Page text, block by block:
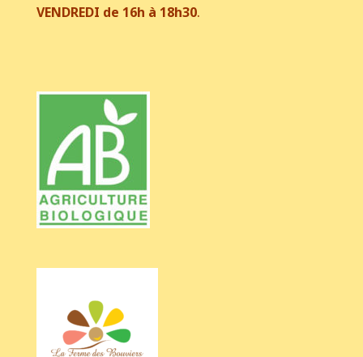
VENDREDI de 16h à 18h30.